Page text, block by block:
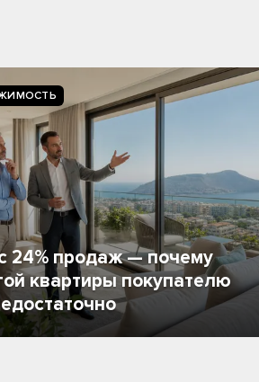
24% продаж — почему
квартиры покупателю